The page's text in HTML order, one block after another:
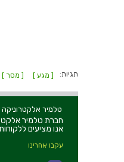
תגיות: [ מגע ] [ מסך ]
טלמיר אלקטרוניקה
אנו מציעים
עקבו אחרינו